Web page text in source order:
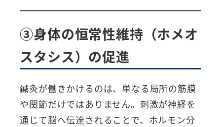
③身体の恒常性維持（ホメオ
スタシス）の促進
鍼灸が働きかけるのは、単なる局所の筋膜
や関節だけではありません。刺激が神経を
通じて脳へ伝達されることで、ホルモン分